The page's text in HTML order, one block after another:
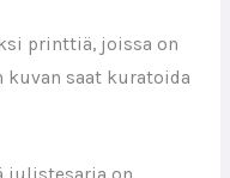
printtiä, joissa on
kuvan saat kuratoida